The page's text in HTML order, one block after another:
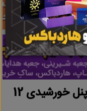
پنل خورشیدی 12